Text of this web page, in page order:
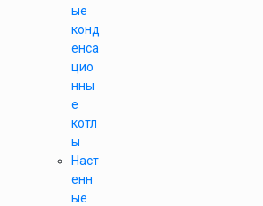
ые
конд
енса
цио
нны
е
котл
ы
Наст
енн
ые